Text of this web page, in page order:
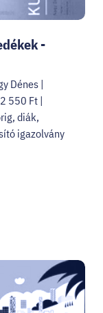
-
Dénes |
550 Ft |
diák,
igazolvány